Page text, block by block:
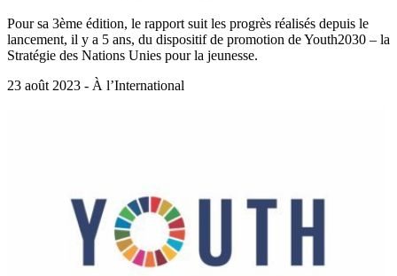
Pour sa 3ème édition, le rapport suit les progrès réalisés depuis le
lancement, il y a 5 ans, du dispositif de promotion de Youth2030 – la
Stratégie des Nations Unies pour la jeunesse.
23 août 2023 - À l’International